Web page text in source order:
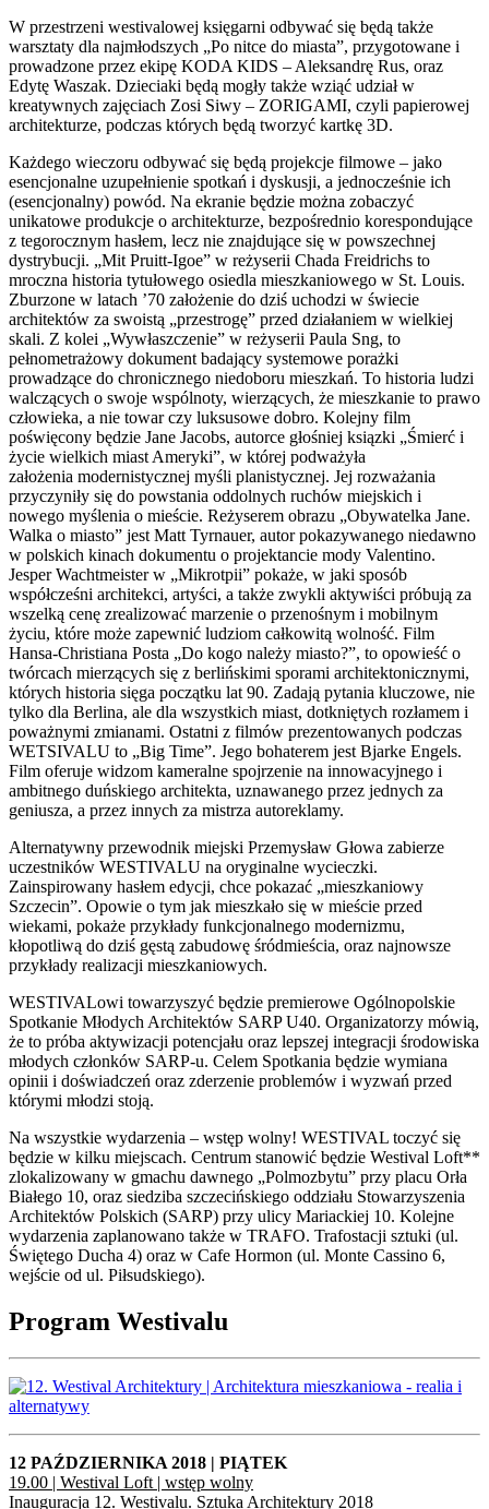
W przestrzeni westivalowej księgarni odbywać się będą także
warsztaty dla najmłodszych „Po nitce do miasta”, przygotowane i
prowadzone przez ekipę KODA KIDS – Aleksandrę Rus, oraz
Edytę Waszak. Dzieciaki będą mogły także wziąć udział w
kreatywnych zajęciach Zosi Siwy – ZORIGAMI, czyli papierowej
architekturze, podczas których będą tworzyć kartkę 3D.
Każdego wieczoru odbywać się będą projekcje filmowe – jako
esencjonalne uzupełnienie spotkań i dyskusji, a jednocześnie ich
(esencjonalny) powód. Na ekranie będzie można zobaczyć
unikatowe produkcje o architekturze, bezpośrednio korespondujące
z tegorocznym hasłem, lecz nie znajdujące się w powszechnej
dystrybucji. „Mit Pruitt-Igoe” w reżyserii Chada Freidrichs to
mroczna historia tytułowego osiedla mieszkaniowego w St. Louis.
Zburzone w latach ’70 założenie do dziś uchodzi w świecie
architektów za swoistą „przestrogę” przed działaniem w wielkiej
skali. Z kolei „Wywłaszczenie” w reżyserii Paula Sng, to
pełnometrażowy dokument badający systemowe porażki
prowadzące do chronicznego niedoboru mieszkań. To historia ludzi
walczących o swoje wspólnoty, wierzących, że mieszkanie to prawo
człowieka, a nie towar czy luksusowe dobro. Kolejny film
poświęcony będzie Jane Jacobs, autorce głośniej ksiązki „Śmierć i
życie wielkich miast Ameryki”, w której podważyła
założenia modernistycznej myśli planistycznej. Jej rozważania
przyczyniły się do powstania oddolnych ruchów miejskich i
nowego myślenia o mieście. Reżyserem obrazu „Obywatelka Jane.
Walka o miasto” jest Matt Tyrnauer, autor pokazywanego niedawno
w polskich kinach dokumentu o projektancie mody Valentino.
Jesper Wachtmeister w „Mikrotpii” pokaże, w jaki sposób
współcześni architekci, artyści, a także zwykli aktywiści próbują za
wszelką cenę zrealizować marzenie o przenośnym i mobilnym
życiu, które może zapewnić ludziom całkowitą wolność. Film
Hansa-Christiana Posta „Do kogo należy miasto?”, to opowieść o
twórcach mierzących się z berlińskimi sporami architektonicznymi,
których historia sięga początku lat 90. Zadają pytania kluczowe, nie
tylko dla Berlina, ale dla wszystkich miast, dotkniętych rozłamem i
poważnymi zmianami. Ostatni z filmów prezentowanych podczas
WETSIVALU to „Big Time”. Jego bohaterem jest Bjarke Engels.
Film oferuje widzom kameralne spojrzenie na innowacyjnego i
ambitnego duńskiego architekta, uznawanego przez jednych za
geniusza, a przez innych za mistrza autoreklamy.
Alternatywny przewodnik miejski Przemysław Głowa zabierze
uczestników WESTIVALU na oryginalne wycieczki.
Zainspirowany hasłem edycji, chce pokazać „mieszkaniowy
Szczecin”. Opowie o tym jak mieszkało się w mieście przed
wiekami, pokaże przykłady funkcjonalnego modernizmu,
kłopotliwą do dziś gęstą zabudowę śródmieścia, oraz najnowsze
przykłady realizacji mieszkaniowych.
WESTIVALowi towarzyszyć będzie premierowe Ogólnopolskie
Spotkanie Młodych Architektów SARP U40. Organizatorzy mówią,
że to próba aktywizacji potencjału oraz lepszej integracji środowiska
młodych członków SARP-u. Celem Spotkania będzie wymiana
opinii i doświadczeń oraz zderzenie problemów i wyzwań przed
którymi młodzi stoją.
Na wszystkie wydarzenia – wstęp wolny! WESTIVAL toczyć się
będzie w kilku miejscach. Centrum stanowić będzie Westival Loft**
zlokalizowany w gmachu dawnego „Polmozbytu” przy placu Orła
Białego 10, oraz siedziba szczecińskiego oddziału Stowarzyszenia
Architektów Polskich (SARP) przy ulicy Mariackiej 10. Kolejne
wydarzenia zaplanowano także w TRAFO. Trafostacji sztuki (ul.
Świętego Ducha 4) oraz w Cafe Hormon (ul. Monte Cassino 6,
wejście od ul. Piłsudskiego).
Program Westivalu
12 PAŹDZIERNIKA 2018 | PIĄTEK
19.00 | Westival Loft | wstęp wolny
Inauguracja 12. Westivalu. Sztuka Architektury 2018